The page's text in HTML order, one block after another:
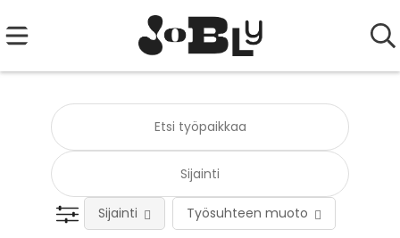
Työsuhteen muoto
Sijainti